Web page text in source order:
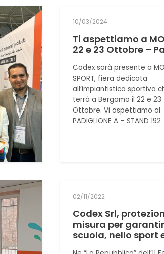
10/03/2024
Ti aspettiamo a
22 e 23 Ottobre –
Codex sarà presente a
SPORT, fiera dedicata
all’impiantistica sportiva
terrà a Bergamo il 22 e 23
Ottobre. Vi aspettiamo al
PADIGLIONE A – STAND 192
02/11/2022
Codex Srl,
misura per
scuola, nello sport